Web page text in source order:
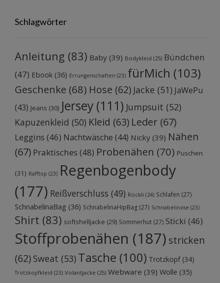
Schlagwörter
Anleitung (83) Baby (39) Bodykleid (25) Bündchen
(47) Ebook (36) Errungenschaften (23) fürMich (103)
Geschenke (68) Hose (62) Jacke (51) JaWePu
(43) Jeans (30) Jersey (111) Jumpsuit (52)
Kapuzenkleid (50) Kleid (63) Leder (67)
Leggins (46) Nachtwäsche (44) Nicky (39) Nähen
(67) Praktisches (48) Probenähen (70) Puschen
(31) Rafftop (23) Regenbogenbody
(177) Reißverschluss (49) Röckli (24) Schlafen (27)
SchnabelinaBag (36) SchnabelinaHipBag (27) Schnabelinose (23)
Shirt (83) softshelljacke (29) Sommerhut (27) Sticki (46)
Stoffprobenähen (187) stricken
(62) Sweat (53) Tasche (100) Trotzkopf(34)
Trotzkopfkleid (23) Volantjacke (25) Webware (39) Wolle (35)